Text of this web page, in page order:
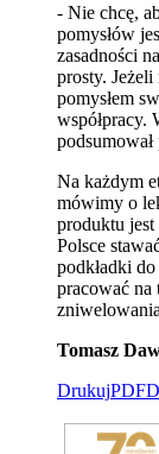
- Nie chcę,
pomysłów
zasadności
prosty.
pomysłem
współpracy.
podsumował
Na każdym
mówimy o
produktu jest
Polsce
podkładki
pracować na
Tomasz
DrukujPDF